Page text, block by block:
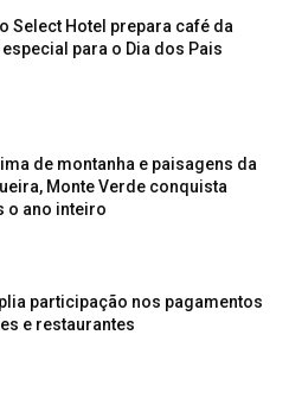
Select Hotel prepara café da
para o Dia dos Pais
de montanha e paisagens da
Monte Verde conquista
o ano inteiro
participação nos pagamentos
e restaurantes